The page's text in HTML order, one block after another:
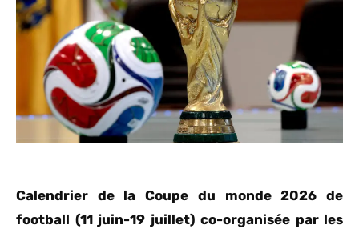
Calendrier de la Coupe du monde 2026 de
football (11 juin-19 juillet) co-organisée par les